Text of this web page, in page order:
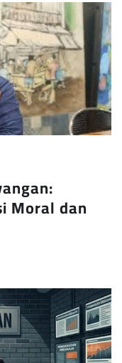
Moral dan